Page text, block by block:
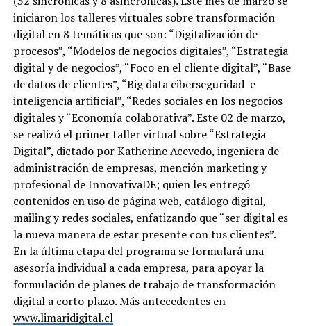
iniciaron los talleres virtuales sobre transformación
digital en 8 temáticas que son: “Digitalización de
procesos”, “Modelos de negocios digitales”, “Estrategia
digital y de negocios”, “Foco en el cliente digital”, “Base
de datos de clientes”, “Big data ciberseguridad e
inteligencia artificial”, “Redes sociales en los negocios
digitales y “Economía colaborativa”. Este 02 de marzo,
se realizó el primer taller virtual sobre “Estrategia
Digital”, dictado por Katherine Acevedo, ingeniera de
administración de empresas, mención marketing y
profesional de InnovativaDE; quien les entregó
contenidos en uso de página web, catálogo digital,
mailing y redes sociales, enfatizando que “ser digital es
la nueva manera de estar presente con tus clientes”.
En la última etapa del programa se formulará una
asesoría individual a cada empresa, para apoyar la
formulación de planes de trabajo de transformación
digital a corto plazo. Más antecedentes en
www.limaridigital.cl